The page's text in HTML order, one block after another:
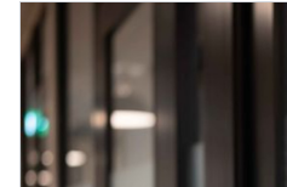
画会議に参加し、役職に関係
検討が毎月行われてます。
・テンダのパッケージ製品は
受託開発、マーケットの需要
現場の課題解決で培ったノウ
ひとつにまとめることで、よ
大学院 （月給）
（基本給）
（固定残業代30時
上記は最低基準額です。
過去３年間の新卒採用者数・離
前年度 採用者数19人 離職者
2年度前 採用者数13人 離職者
3年度前 採用者数9人 離職者
過去３年間の新卒採用者数の男